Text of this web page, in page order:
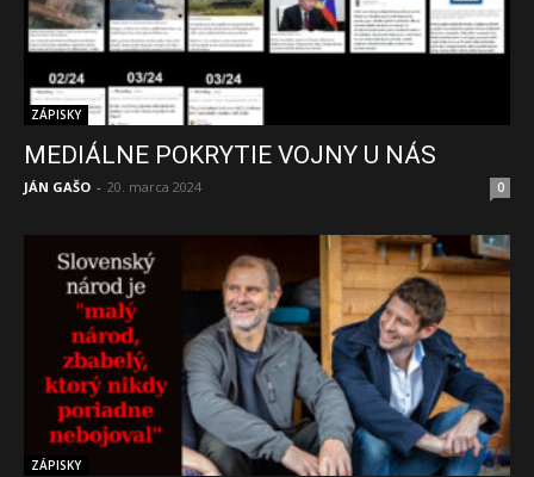
ZÁPISKY
MEDIÁLNE POKRYTIE VOJNY U NÁS
JÁN GAŠO - 20. marca 2024 0
ZÁPISKY